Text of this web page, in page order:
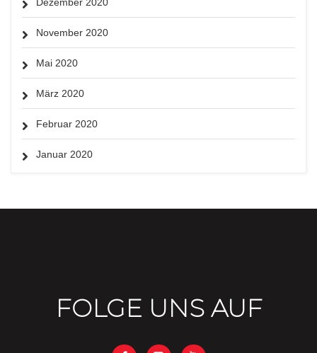
November 2020
Mai 2020
März 2020
Februar 2020
Januar 2020
FOLGE UNS AUF